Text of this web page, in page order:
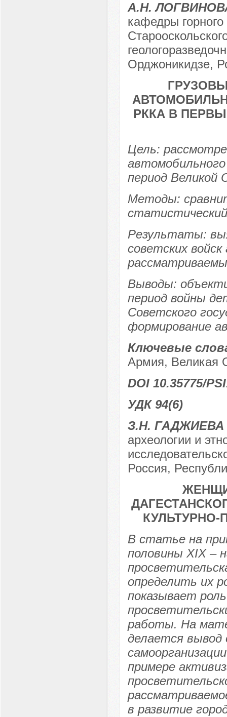
А.Н.
кафедры
Орджоникидзе,
РККА В
Цель:
период Великой
Методы:
Результаты:
советских
Выводы:
период войны
Советского
формирование
Ключевые
Армия, Великая
DOI 10.35775/
УДК 94(6)
З.Н. ГАДЖИЕВА
археологии и
Россия,
КУЛЬТУРНО-
В статье на
половины ХIХ –
определить их
показывает
работы. На
делается вывод
примере
в развитие